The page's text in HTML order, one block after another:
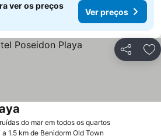
ver os preços
Ver preços
Partilhar
do mar em todos os quartosVer preços
a 1.5 km de Benidorm Old Town